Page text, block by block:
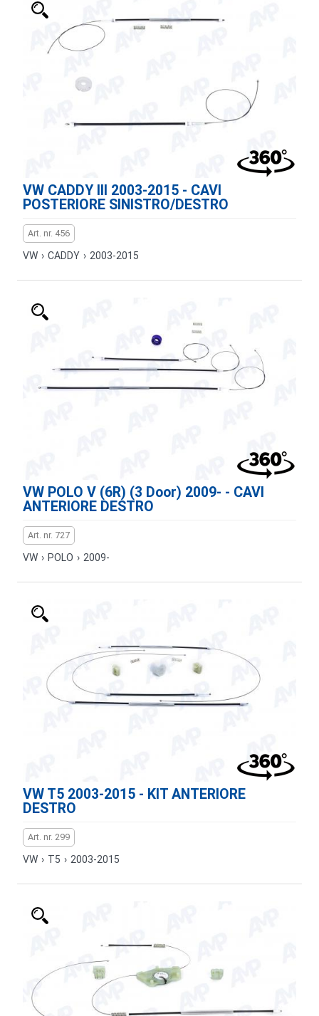
VW CADDY III 2003-2015 - CAVI
POSTERIORE SINISTRO/DESTRO
Art. nr. 456
VW › CADDY › 2003-2015
VW POLO V (6R) (3 Door) 2009- - CAVI
ANTERIORE DESTRO
Art. nr. 727
VW › POLO › 2009-
VW T5 2003-2015 - KIT ANTERIORE
DESTRO
Art. nr. 299
VW › T5 › 2003-2015